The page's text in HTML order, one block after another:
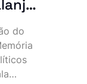
do